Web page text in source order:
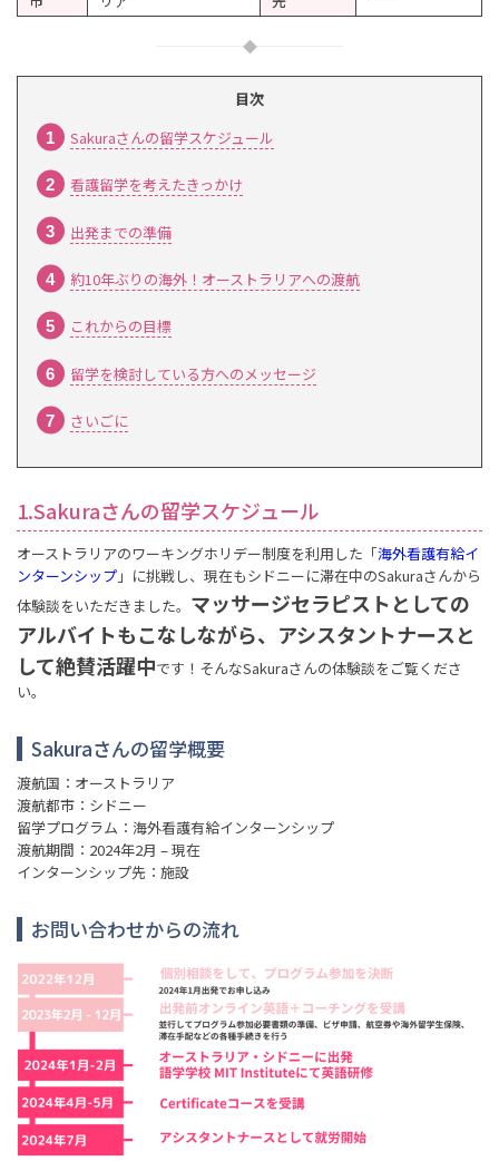
目次
Sakuraさんの留学スケジュール
看護留学を考えたきっかけ
出発までの準備
約10年ぶりの海外！オーストラリアへの渡航
これからの目標
留学を検討している方へのメッセージ
さいごに
1.Sakuraさんの留学スケジュール
オーストラリアのワーキングホリデー制度を利用した「海外看護有給イ
ンターンシップ 」に挑戦し、現在もシドニーに滞在中のSakuraさんから
体験談をいただきました。 マッサージセラピストとしての
アルバイトもこなしながら、アシスタントナースと
して絶賛活躍中です！そんなSakuraさんの体験談をご覧くださ
い。
Sakuraさんの留学概要
渡航国：オーストラリア
渡航都市：シドニー
留学プログラム：海外看護有給インターンシップ
渡航期間：2024年2月 – 現在
インターンシップ先：施設
お問い合わせからの流れ